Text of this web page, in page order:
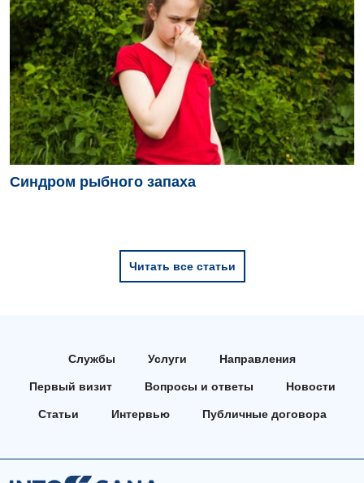
Педиатрия
Синдром рыбного запаха
Читать все статьи
Службы Услуги Направления
Первый визит Вопросы и ответы Новости
Статьи Интервью Публичные договора